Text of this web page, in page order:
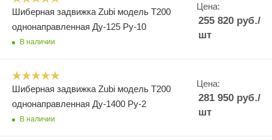
Шиберная задвижка Zubi модель Т200
однонаправленная Ду-125 Ру-10
В наличии
Цена:
255 820руб./
шт
Шиберная задвижка Zubi модель Т200
однонаправленная Ду-1400 Ру-2
В наличии
Цена:
281 950руб./
шт